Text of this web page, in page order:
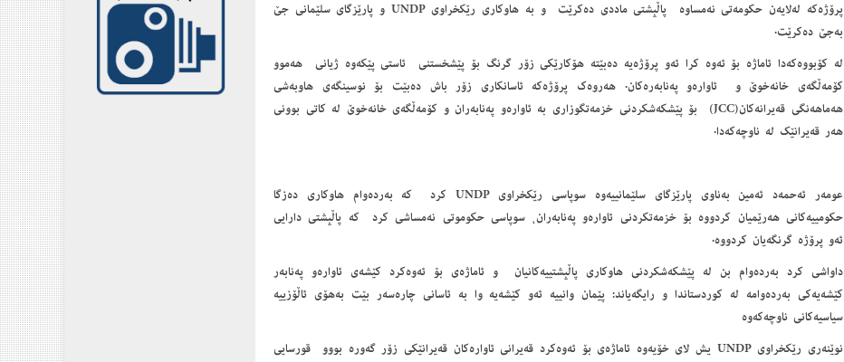
پرۆژه‌كه‌ له‌لایه‌ن حكومه‌تی نه‌مساوه‌ پاڵپشتی ماددی ده‌كرێت و به‌ هاوكاری رێكخراوی UNDP و پارێزگای سلێمانی جێ
به‌جێ ده‌كرێت.
له‌ كۆبووه‌كه‌دا ئاماژه‌ بۆ ئه‌وه‌ كرا ئه‌و پرۆژه‌یه‌ ده‌بێته‌ هۆكارێكی زۆر گرنگ بۆ پێشخستنی ئاستی پێكه‌وه‌ ژیانی هه‌موو
كۆمه‌ڵگه‌ی خانه‌خوێ و ئاواره‌و په‌نابه‌ره‌كان. هه‌روه‌ك پرۆژه‌كه‌ ئاسانكاری زۆر باش ده‌بێت بۆ نوسینگه‌ی هاوبه‌شی
هه‌ماهه‌نگی قه‌یرانه‌كان(JCC) بۆ پێشكه‌شكردنی خزمه‌تگوزاری به‌ ئاواره‌و په‌نابه‌ران و كۆمه‌ڵگه‌ی خانه‌خوێ له‌ كاتی بوونی
هه‌ر قه‌یرانێك له‌ ناوچه‌كه‌دا.
عومه‌ر ئه‌حمه‌د ئه‌مین به‌ناوی پارێزگای سلێمانییه‌وه‌ سوپاسی رێكخراوی UNDP كرد كه‌ به‌رده‌وام هاوكاری ده‌زگا
حكومییه‌كانی هه‌رێمیان كردووه‌ بۆ خزمه‌تكردنی ئاواره‌و په‌نابه‌ران، سوپاسی حكوموتی نه‌مساشی كرد كه‌ پاڵپشتی دارایی
ئه‌و پرۆژه‌ گرنگه‌یان كردووه‌.
داواشی كرد به‌رده‌وام بن له پێشكه‌شكردنی هاوكاری پاڵپشتییه‌كانیان و ئاماژه‌ی بۆ ئه‌وه‌كرد كێشه‌ی ئاواره‌و په‌نابه‌ر
كێشه‌یه‌كی به‌رده‌وامه‌ له‌ كوردستاندا و رایگه‌یاند: پێمان وانییه‌ ئه‌و كێشه‌یه‌ وا به‌ ئاسانی چاره‌سه‌ر بێت به‌هۆی ئاڵۆزییه‌
سیاسیه‌كانی ناوچه‌كه‌وه‌
نوێنه‌ری رێكخراوی UNDP یش لای خۆیه‌وه‌ ئاماژه‌ی بۆ ئه‌وه‌كرد قه‌یرانی ئاواره‌كان قه‌یرانێكی زۆر گه‌وره‌ بووو قورسایی